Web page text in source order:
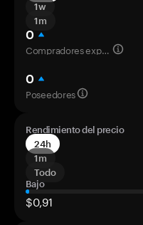
1w
1m
0
Compradores experimentados
0
Poseedores
Rendimiento del precio
24h
1m
Todo
Bajo
$0,91